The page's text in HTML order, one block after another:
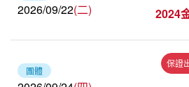
2026/09/22(二) 2024
團體
保證